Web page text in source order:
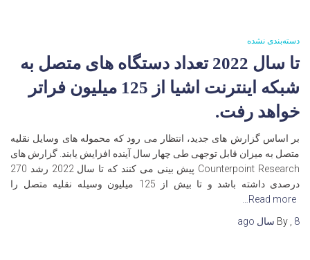
دسته‌بندی نشده
تا سال 2022 تعداد دستگاه های متصل به
شبکه اینترنت اشیا از 125 میلیون فراتر
خواهد رفت.
بر اساس گزارش های جدید، انتظار می رود که محموله های وسایل نقلیه
متصل به میزان قابل توجهی طی چهار سال آینده افزایش یابند. گزارش های
Counterpoint Research پیش بینی می کنند که تا سال 2022 رشد 270
درصدی داشته باشد و تا بیش از 125 میلیون وسیله نقلیه متصل را
Read more…
By
8 سال